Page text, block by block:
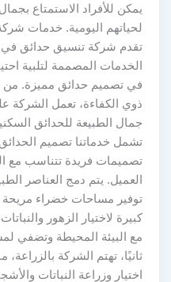
يمكن للأفراد الاستمتاع
لحياتهم اليومية. خدمات
تقدم شركة تنسيق حدائق
الخدمات المصممة لتلبية
في تصميم حدائق مميزة.
ذوي الكفاءة، تعمل الشركة
جمال الطبيعة للحدائق
تشمل خدماتنا تصميم
تصميمات فريدة تتناسب مع
العميل. يتم دمج العناصر
توفير مساحات خضراء مريحة
كبيرة لاختيار الزهور
مع البيئة المحيطة وتضفي
ثانيًا، تهتم الشركة
اختيار وزراعة النباتات